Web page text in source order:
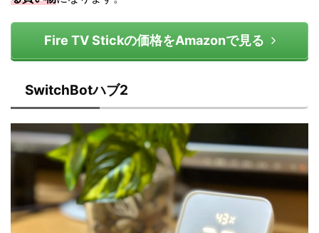
Fire TV Stickの価格をAmazonで見る
SwitchBotハブ2